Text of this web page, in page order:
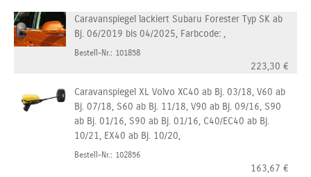
Caravanspiegel lackiert Subaru Forester Typ SK ab
Bj. 06/2019 bis 04/2025, Farbcode: ,
Bestell-Nr.: 101858
223,30 €
Caravanspiegel XL Volvo XC40 ab Bj. 03/18, V60 ab
Bj. 07/18, S60 ab Bj. 11/18, V90 ab Bj. 09/16, S90
ab Bj. 01/16, S90 ab Bj. 01/16, C40/EC40 ab Bj.
10/21, EX40 ab Bj. 10/20,
Bestell-Nr.: 102856
163,67 €